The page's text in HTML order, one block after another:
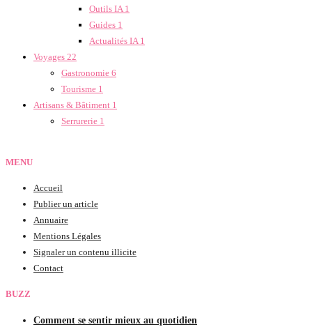
Outils IA 1
Guides 1
Actualités IA 1
Voyages 22
Gastronomie 6
Tourisme 1
Artisans & Bâtiment 1
Serrurerie 1
MENU
Accueil
Publier un article
Annuaire
Mentions Légales
Signaler un contenu illicite
Contact
BUZZ
Comment se sentir mieux au quotidien